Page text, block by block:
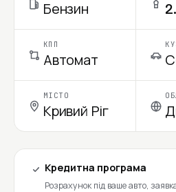
Бензин
КПП
Автомат
МІСТО
Кривий Ріг
Кредитна програма
Розрахунок під ваше авто,